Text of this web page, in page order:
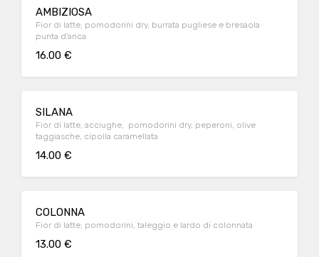
AMBIZIOSA
Fior di latte, pomodorini dry, burrata pugliese e bresaola
punta d’anca
16.00 €
SILANA
Fior di latte, acciughe, pomodorini dry, peperoni, olive
taggiasche, cipolla caramellata
14.00 €
COLONNA
Fior di latte, pomodorini, taleggio e lardo di colonnata
13.00 €